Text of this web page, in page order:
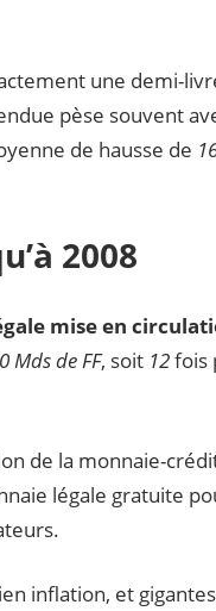
une demi-
pèse souvent
de hausse de
2008
mise en
Mds de FF, soit 12fois
de la monnaie-
légale gratuite
inflation, et